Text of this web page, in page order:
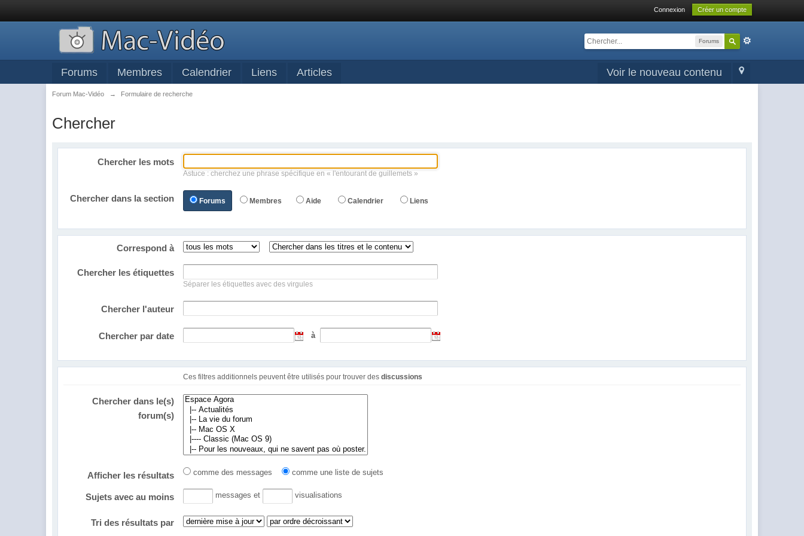
Connexion Créer un compte
Forums
Voir le nouveau contenu
Forums Membres Calendrier Liens Articles
Forum Mac-Vidéo → Formulaire de recherche
Chercher
Chercher les mots
Astuce : cherchez une phrase spécifique en « l'entourant de guillemets »
Chercher dans la section Forums Membres Aide Calendrier Liens
Correspond à
Chercher les étiquettes
Séparer les étiquettes avec des virgules
Chercher l'auteur
Chercher par date à
Ces filtres additionnels peuvent être utilisés pour trouver desdiscussions
Chercher dans le(s)
forum(s)
Afficher les résultats comme des messages comme une liste de sujets
Sujets avec au moins messages et visualisations
Tri des résultats par